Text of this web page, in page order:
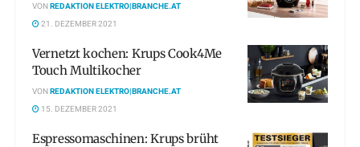
VONREDAKTION ELEKTRO|BRANCHE.AT
21. DEZEMBER 2021
Vernetzt kochen: Krups Cook4Me
Touch Multikocher
VONREDAKTION ELEKTRO|BRANCHE.AT
15. DEZEMBER 2021
Espressomaschinen: Krups brüht